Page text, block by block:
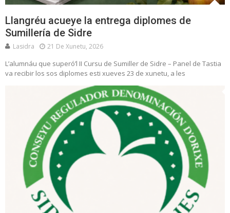
Llangréu acueye la entrega diplomes de
Sumillería de Sidre
Lasidra 21 De Xunetu, 2026
L’alumnáu que superó’l II Cursu de Sumiller de Sidre – Panel de Tastia
va recibir los sos diplomes esti xueves 23 de xunetu, a les